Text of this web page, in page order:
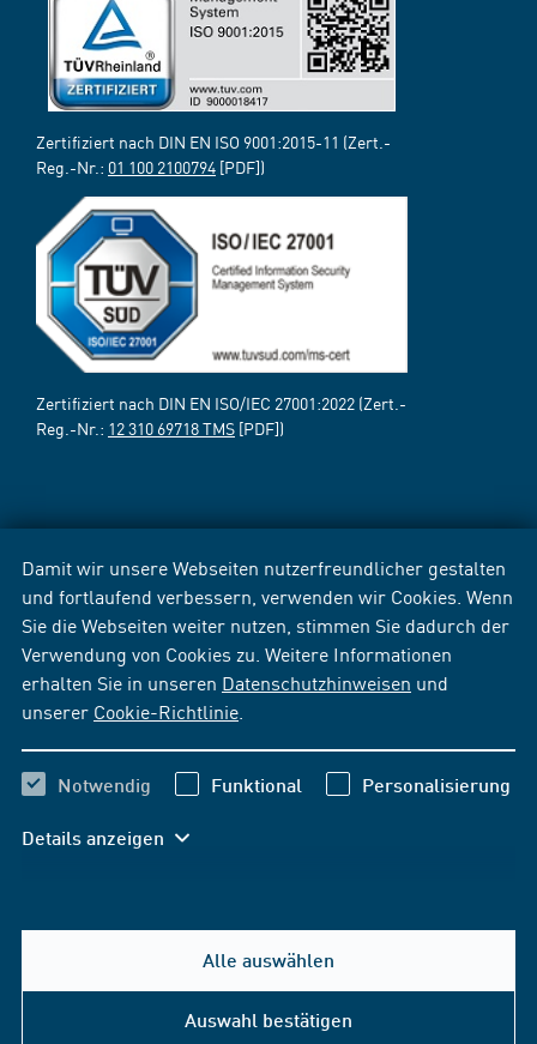
Damit wir unsere Webseiten nutzerfreundlicher gestalten
und fortlaufend verbessern, verwenden wir Cookies. Wenn
Sie die Webseiten weiter nutzen, stimmen Sie dadurch der
Verwendung von Cookies zu. Weitere Informationen
erhalten Sie in unseren Datenschutzhinweisen und
unserer Cookie-Richtlinie
Notwendig Funktional Personalisierung
Details anzeigen
Alle auswählen
Auswahl bestätigen
Zertifiziert nach DIN EN ISO 9001:2015-11 (Zert.-
Reg.-Nr.: 01 100 2100794 [PDF])
Zertifiziert nach DIN EN ISO/IEC 27001:2022 (Zert.-
Reg.-Nr.: 12 310 69718 TMS [PDF])